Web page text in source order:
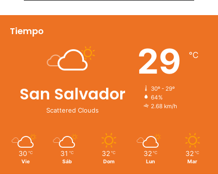
Tiempo
San Salvador
Scattered Clouds
29 ℃
30º - 29º
64%
2.68 km/h
30 ℃
Vie
31 ℃
Sáb
32 ℃
Dom
32 ℃
Lun
32 ℃
Mar